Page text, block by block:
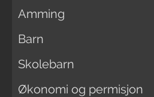
Amming
Barn
Skolebarn
Økonomi og permisjon